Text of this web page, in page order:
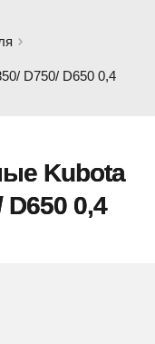
D750/ D650 0,4
Kubota
D650 0,4